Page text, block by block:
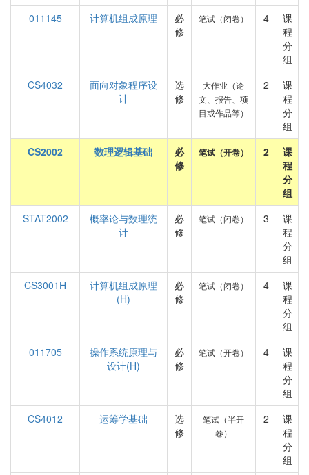
011145
计算机组成原理
必
修
笔试（闭卷） 4
课
程
分
组
CS4032
面向对象程序设
计
选
修
大作业（论
文、报告、项
目或作品等）
2
课
程
分
组
CS2002
数理逻辑基础
必
修
笔试（开卷） 2
课
程
分
组
STAT2002
概率论与数理统
计
必
修
笔试（闭卷） 3
课
程
分
组
CS3001H
计算机组成原理
(H)
必
修
笔试（闭卷） 4
课
程
分
组
011705
操作系统原理与
设计(H)
必
修
笔试（开卷） 4
课
程
分
组
CS4012
运筹学基础
选
修
笔试（半开
卷）
2
课
程
分
组